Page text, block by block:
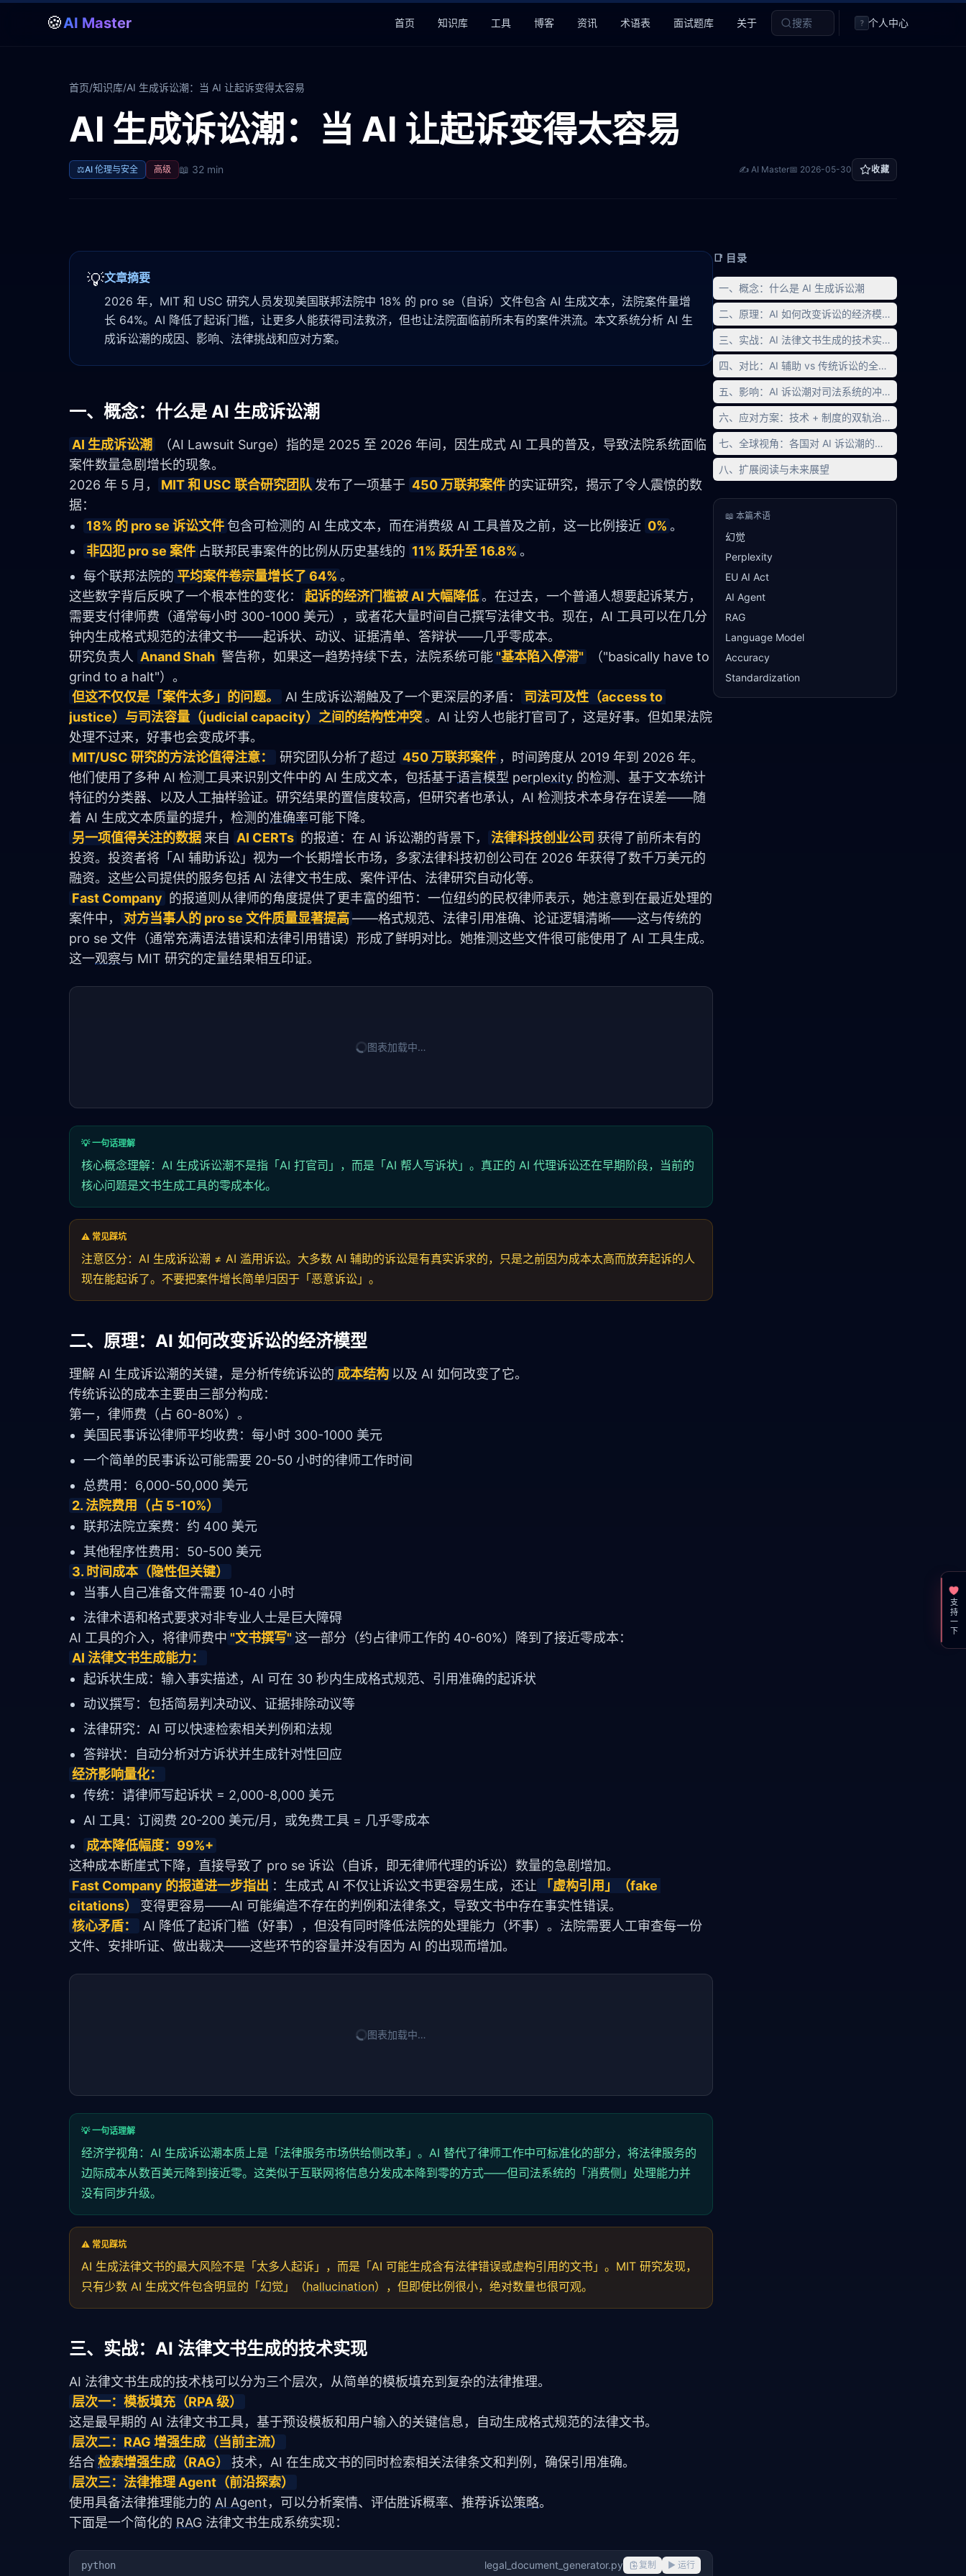
🍪AI Master 首页 知识库 工具 博客 资讯 术语表 面试题库 关于 搜索 ? 个人中心
首页/知识库/AI 生成诉讼潮：当 AI 让起诉变得太容易
AI 生成诉讼潮：当 AI 让起诉变得太容易
⚖️AI 伦理与安全 高级 📖 32 min ✍️ AI Master📅 2026-05-30 收藏
💡文章摘要
2026 年，MIT 和 USC 研究人员发现美国联邦法院中 18% 的 pro se（自诉）文件包含 AI 生成文本，法院案件量增
长 64%。AI 降低了起诉门槛，让更多人能获得司法救济，但也让法院面临前所未有的案件洪流。本文系统分析 AI 生
成诉讼潮的成因、影响、法律挑战和应对方案。
一、概念：什么是 AI 生成诉讼潮
AI 生成诉讼潮
（AI Lawsuit Surge）指的是 2025 至 2026 年间，因生成式 AI 工具的普及，导致法院系统面临
案件数量急剧增长的现象。
2026 年 5 月，
MIT 和 USC 联合研究团队 发布了一项基于 450 万联邦案件 的实证研究，揭示了令人震惊的数
据：
18% 的 pro se 诉讼文件包含可检测的 AI 生成文本，而在消费级 AI 工具普及之前，这一比例接近 0% 。
非囚犯 pro se 案件 占联邦民事案件的比例从历史基线的 11% 跃升至 16.8% 。
每个联邦法院的 平均案件卷宗量增长了 64% 。
这些数字背后反映了一个根本性的变化：
起诉的经济门槛被 AI 大幅降低。在过去，一个普通人想要起诉某方，
需要支付律师费（通常每小时 300-1000 美元），或者花大量时间自己撰写法律文书。现在，AI 工具可以在几分
钟内生成格式规范的法律文书——起诉状、动议、证据清单、答辩状——几乎零成本。
研究负责人 Anand Shah 警告称，如果这一趋势持续下去，法院系统可能"基本陷入停滞"
（"basically have to
grind to a halt"）。
但这不仅仅是「案件太多」的问题。
AI 生成诉讼潮触及了一个更深层的矛盾：
司法可及性（access to
justice）与司法容量（judicial capacity）之间的结构性冲突。AI 让穷人也能打官司了，这是好事。但如果法院
处理不过来，好事也会变成坏事。
MIT/USC 研究的方法论值得注意：
研究团队分析了超过 450 万联邦案件 ，时间跨度从 2019 年到 2026 年。
他们使用了多种 AI 检测工具来识别文件中的 AI 生成文本，包括基于语言模型 perplexity 的检测、基于文本统计
特征的分类器、以及人工抽样验证。研究结果的置信度较高，但研究者也承认，AI 检测技术本身存在误差——随
着 AI 生成文本质量的提升，检测的准确率可能下降。
另一项值得关注的数据 来自 AI CERTs 的报道：在 AI 诉讼潮的背景下， 法律科技创业公司 获得了前所未有的
投资。投资者将「AI 辅助诉讼」视为一个长期增长市场，多家法律科技初创公司在 2026 年获得了数千万美元的
融资。这些公司提供的服务包括 AI 法律文书生成、案件评估、法律研究自动化等。
Fast Company 的报道则从律师的角度提供了更丰富的细节：一位纽约的民权律师表示，她注意到在最近处理的
案件中，
对方当事人的 pro se 文件质量显著提高——格式规范、法律引用准确、论证逻辑清晰——这与传统的
pro se 文件（通常充满语法错误和法律引用错误）形成了鲜明对比。她推测这些文件很可能使用了 AI 工具生成。
这一观察与 MIT 研究的定量结果相互印证。
图表加载中…
💡 一句话理解
核心概念理解：AI 生成诉讼潮不是指「AI 打官司」，而是「AI 帮人写诉状」。真正的 AI 代理诉讼还在早期阶段，当前的
核心问题是文书生成工具的零成本化。
⚠️ 常见踩坑
注意区分：AI 生成诉讼潮 ≠ AI 滥用诉讼。大多数 AI 辅助的诉讼是有真实诉求的，只是之前因为成本太高而放弃起诉的人
现在能起诉了。不要把案件增长简单归因于「恶意诉讼」。
二、原理：AI 如何改变诉讼的经济模型
理解 AI 生成诉讼潮的关键，是分析传统诉讼的 成本结构 以及 AI 如何改变了它。
传统诉讼的成本主要由三部分构成：
第一，律师费（占 60-80%）。
美国民事诉讼律师平均收费：每小时 300-1000 美元
一个简单的民事诉讼可能需要 20-50 小时的律师工作时间
总费用：6,000-50,000 美元
2. 法院费用（占 5-10%）
联邦法院立案费：约 400 美元
其他程序性费用：50-500 美元
3. 时间成本（隐性但关键）
当事人自己准备文件需要 10-40 小时
法律术语和格式要求对非专业人士是巨大障碍
AI 工具的介入，将律师费中 "文书撰写"这一部分（约占律师工作的 40-60%）降到了接近零成本：
AI 法律文书生成能力：
起诉状生成：输入事实描述，AI 可在 30 秒内生成格式规范、引用准确的起诉状
动议撰写：包括简易判决动议、证据排除动议等
法律研究：AI 可以快速检索相关判例和法规
答辩状：自动分析对方诉状并生成针对性回应
经济影响量化：
传统：请律师写起诉状 = 2,000-8,000 美元
AI 工具：订阅费 20-200 美元/月，或免费工具 = 几乎零成本
成本降低幅度：99%+
这种成本断崖式下降，直接导致了 pro se 诉讼（自诉，即无律师代理的诉讼）数量的急剧增加。
Fast Company 的报道进一步指出 ：生成式 AI 不仅让诉讼文书更容易生成，还让
「虚构引用」（fake
citations）
变得更容易——AI 可能编造不存在的判例和法律条文，导致文书中存在事实性错误。
核心矛盾：
AI 降低了起诉门槛（好事），但没有同时降低法院的处理能力（坏事）。法院需要人工审查每一份
文件、安排听证、做出裁决——这些环节的容量并没有因为 AI 的出现而增加。
图表加载中…
💡 一句话理解
经济学视角：AI 生成诉讼潮本质上是「法律服务市场供给侧改革」。AI 替代了律师工作中可标准化的部分，将法律服务的
边际成本从数百美元降到接近零。这类似于互联网将信息分发成本降到零的方式——但司法系统的「消费侧」处理能力并
没有同步升级。
⚠️ 常见踩坑
AI 生成法律文书的最大风险不是「太多人起诉」，而是「AI 可能生成含有法律错误或虚构引用的文书」。MIT 研究发现，
只有少数 AI 生成文件包含明显的「 幻觉 」（hallucination），但即使比例很小，绝对数量也很可观。
三、实战：AI 法律文书生成的技术实现
AI 法律文书生成的技术栈可以分为三个层次，从简单的模板填充到复杂的法律推理。
层次一：模板填充（RPA 级）
这是最早期的 AI 法律文书工具，基于预设模板和用户输入的关键信息，自动生成格式规范的法律文书。
层次二： RAG 增强生成（当前主流）
结合检索增强生成 （RAG）
技术，AI 在生成文书的同时检索相关法律条文和判例，确保引用准确。
层次三：法律推理 Agent（前沿探索）
使用具备法律推理能力的 AI Agent，可以分析案情、评估胜诉概率、推荐诉讼策略。
下面是一个简化的 RAG 法律文书生成系统实现：
python legal_document_generator.py 复制 ▶ 运行
📑 目录
一、概念：什么是 AI 生成诉讼潮
二、原理：AI 如何改变诉讼的经济模型
三、实战：AI 法律文书生成的技术实现
四、对比：AI 辅助 vs 传统诉讼的全方位对比
五、影响：AI 诉讼潮对司法系统的冲击
六、应对方案：技术 + 制度的双轨治理
七、全球视角：各国对 AI 诉讼潮的回应
八、扩展阅读与未来展望
📖 本篇术语
幻觉
Perplexity
EU AI Act
AI Agent
RAG
Language Model
Accuracy
Standardization
支持一下